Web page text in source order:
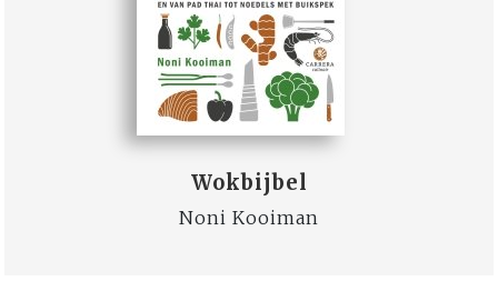
Wokbijbel
Noni Kooiman